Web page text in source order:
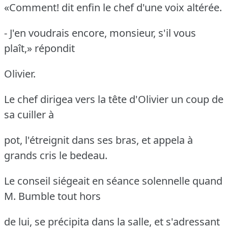
«Comment! dit enfin le chef d'une voix altérée.
- J'en voudrais encore, monsieur, s'il vous
plaît,» répondit
Olivier.
Le chef dirigea vers la tête d'Olivier un coup de
sa cuiller à
pot, l'étreignit dans ses bras, et appela à
grands cris le bedeau.
Le conseil siégeait en séance solennelle quand
M. Bumble tout hors
de lui, se précipita dans la salle, et s'adressant